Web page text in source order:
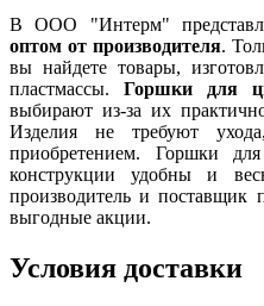
В ООО "Интерм"
оптом от производителя.
вы найдете товары,
пластмассы.Горшки для
выбирают из-за их
Изделия не требуют
приобретением. Горшки
конструкции удобны и
производитель и поставщик
выгодные акции.
Условия доставки